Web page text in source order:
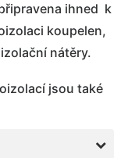
ihned k
koupelen,
nátěry.
jsou také